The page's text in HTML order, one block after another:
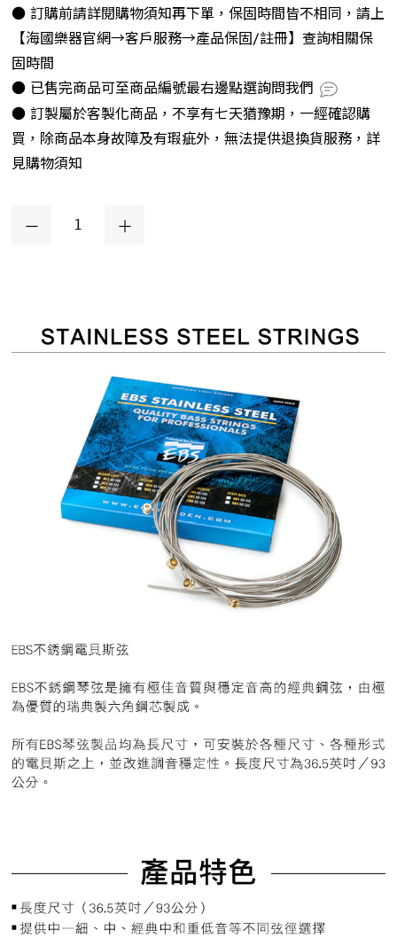
● 訂購前請詳閱購物須知再下單，保固時間皆不相同，請上
【海國樂器官網→客戶服務→產品保固/註冊】查詢相關保
固時間
● 已售完商品可至商品編號最右邊點選詢問我們
● 訂製屬於客製化商品，不享有七天猶豫期，一經確認購
買，除商品本身故障及有瑕疵外，無法提供退換貨服務，詳
見購物須知